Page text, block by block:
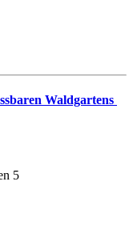
Waldgartens
5